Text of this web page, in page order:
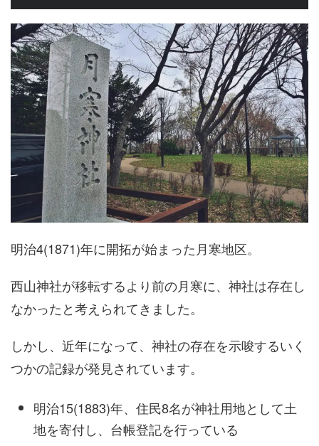
明治4(1871)年に開拓が始まった月寒地区。
西山神社が移転するより前の月寒に、神社は存在し
なかったと考えられてきました。
しかし、近年になって、神社の存在を示唆するいく
つかの記録が発見されています。
明治15(1883)年、住民8名が神社用地として土
地を寄付し、台帳登記を行っている